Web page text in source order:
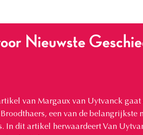
Nieuwste
van Margaux van Uytvanck gaat
een van de belangrijkste
In dit artikel herwaardeert Van